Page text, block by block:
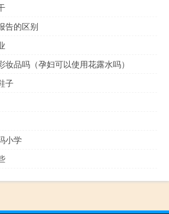
告的区别
品吗（孕妇可以使用花露水吗）
子
小学